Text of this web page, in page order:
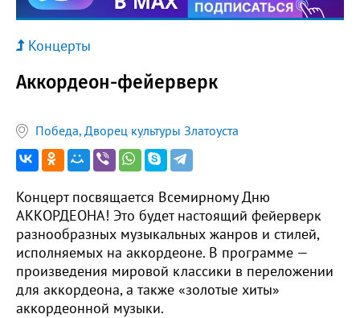
Концерты
Аккордеон-фейерверк
Победа, Дворец культуры Златоуста
Концерт посвящается Всемирному Дню
АККОРДЕОНА! Это будет настоящий фейерверк
разнообразных музыкальных жанров и стилей,
исполняемых на аккордеоне. В программе —
произведения мировой классики в переложении
для аккордеона, а также «золотые хиты»
аккордеонной музыки.